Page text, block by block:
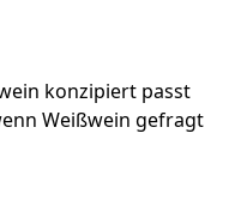
konzipiert passt
Weißwein gefragt